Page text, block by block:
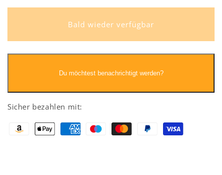
VorführfahrzeugVorführfahrzeug
Bald wieder verfügbar
Du möchtest benachrichtigt werden?
Sicher bezahlen mit: